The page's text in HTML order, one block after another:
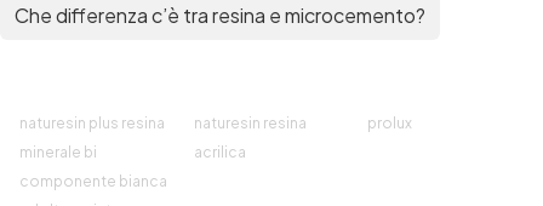
Che differenza c’è tra resina e microcemento?
naturesin plus resina
minerale bi
componente bianca
naturesin resina
acrilica
prolux